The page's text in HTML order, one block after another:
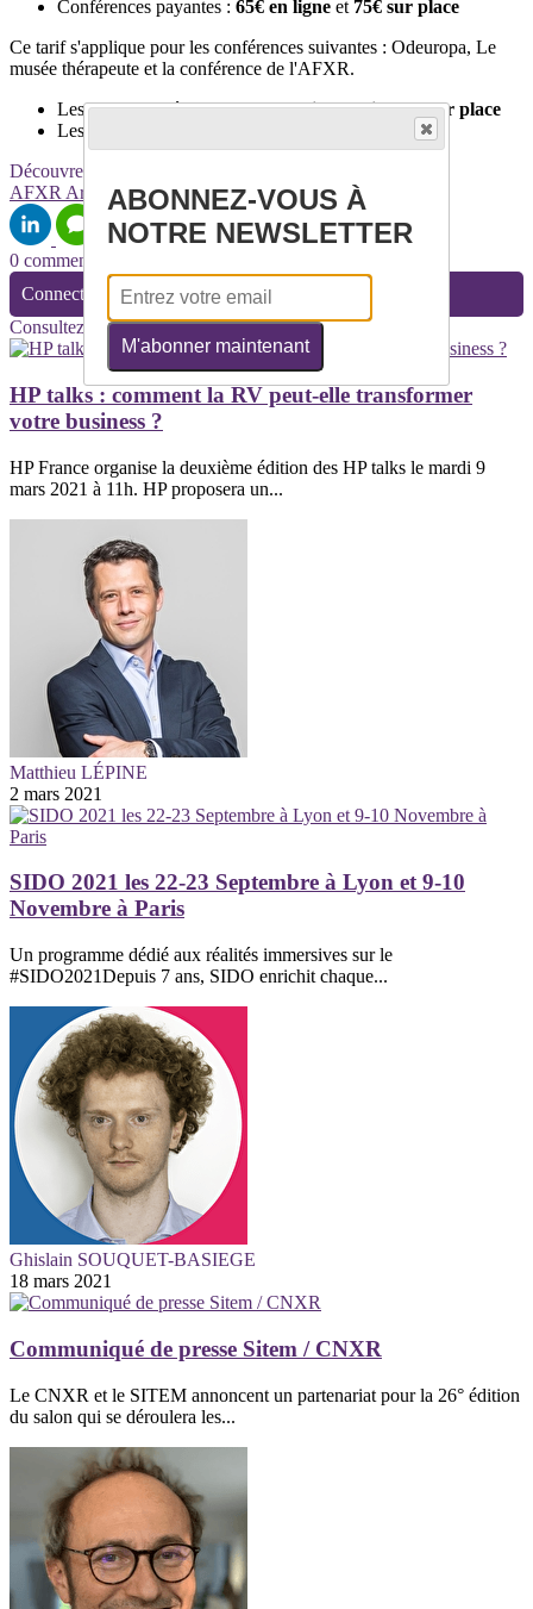
Conférences payantes : 65€ en ligne et 75€ sur place
Ce tarif s'applique pour les conférences suivantes : Odeuropa, Le
musée thérapeute et la conférence de l'AFXR.
Les autres conférences sontgratuites en ligne et sur place
Les ateliers sont
Découvrez davantage d'articles sur ces thèmes :
AFXR Art SITEM
0 commentaire(s)
Connectez-vous pour laisser un commentaire
Consultez également
HP talks : comment la RV peut-elle transformer
votre business ?
HP France organise la deuxième édition des HP talks le mardi 9
mars 2021 à 11h. HP proposera un...
Matthieu LÉPINE
2 mars 2021
SIDO 2021 les 22-23 Septembre à Lyon et 9-10
Novembre à Paris
Un programme dédié aux réalités immersives sur le
#SIDO2021Depuis 7 ans, SIDO enrichit chaque...
Ghislain SOUQUET-BASIEGE
18 mars 2021
Communiqué de presse Sitem / CNXR
Le CNXR et le SITEM annoncent un partenariat pour la 26° édition
du salon qui se déroulera les...
ABONNEZ-VOUS À
NOTRE NEWSLETTER
M'abonner maintenant